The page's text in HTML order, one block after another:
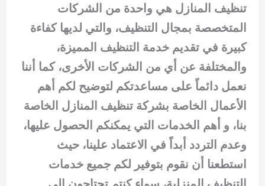
تنظيف المنازل هي واحدة من الشركات
المتخصصة بمجال التنظيف، والتي لديها كفاءة
كبيرة في تقديم خدمة التنظيف المميزة،
والمختلفة عن أي من الشركات الأخرى، كما أننا
نعمل دائماً على مساعدتكم لتوضيح لكم أهم
الأعمال الخاصة بشركة تنظيف المنازل الخاصة
بنا، و أهم الخدمات التي يمكنكم الحصول عليها،
وعدم التردد أبداً في الاعتماد علينا، حيث
استطعنا أن نقوم بتوفير لكم جميع خدمات